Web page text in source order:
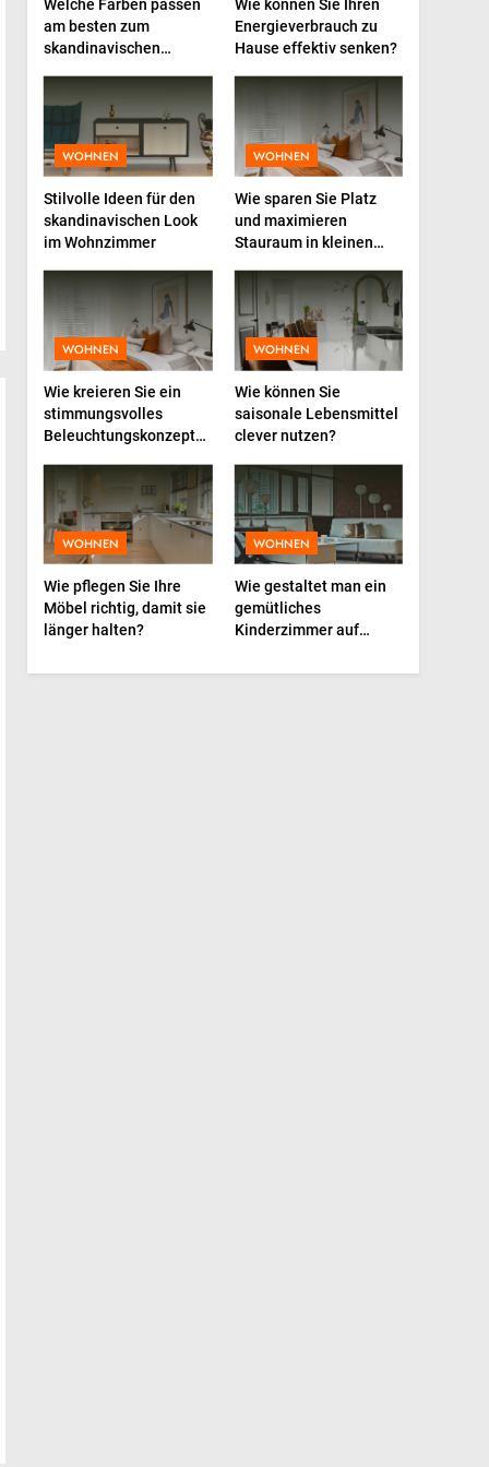
alimentaires peuvent
booster votre énergie au
quotidien
GESUNDHEIT
2
Total Productive
Maintenance (TPM):
Warum die Einbindung der
Produktion über den
Erfolg entscheidet
INDUSTRIE
3
InternetFame-
Verantwortliche bewerten
den rasanten Anstieg der
Nachfrage nach digitalem
Marketing bei deutschen
Unternehmen
BUSINESS
4
Baucontainer in der Praxis
– Planung, Nutzung und
typische Fehler
INDUSTRIE
Der Haargummi Guide
2026: Trends, Materialien
und die Zukunft deines
Lieblings-Accessoires
LIFESTYLE
6
Weinpakete, die
Stimmung und Anlass
Welche Farben passen
am besten zum
skandinavischen
Wie können Sie Ihren
Energieverbrauch zu
Hause effektiv senken?
WOHNEN
Stilvolle Ideen für den
skandinavischen Look
im Wohnzimmer
WOHNEN
Wie sparen Sie Platz
und maximieren
Stauraum in kleinen
WOHNEN
Wie kreieren Sie ein
stimmungsvolles
Beleuchtungskonzept
WOHNEN
Wie können Sie
saisonale Lebensmittel
clever nutzen?
WOHNEN
Wie pflegen Sie Ihre
Möbel richtig, damit sie
länger halten?
WOHNEN
Wie gestaltet man ein
gemütliches
Kinderzimmer auf